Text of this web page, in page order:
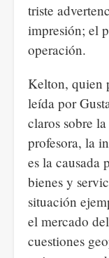
triste
impresión; el
operación.
Kelton, quien
leída por
claros sobre
profesora, la
es la causada
bienes y
situación
el mercado
cuestiones